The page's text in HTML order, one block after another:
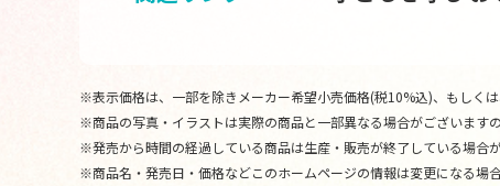
※表示価格は、一部を除きメーカー希望小売価格(税10%込)、もしく
※商品の写真・イラストは実際の商品と一部異なる場合がございますの
※発売から時間の経過している商品は生産・販売が終了している場合
※商品名・発売日・価格などこのホームページの情報は変更になる場